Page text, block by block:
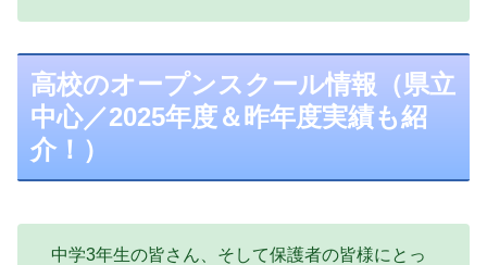
高校のオープンスクール情報（県立
中心／2025年度＆昨年度実績も紹
介！）
中学3年生の皆さん、そして保護者の皆様にとっ